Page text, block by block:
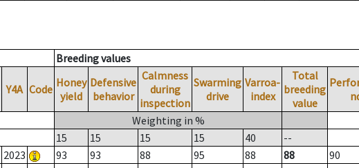
Breeding values
Y4A Code Honey
yield
Defensive
behavior
Calmness
during
inspection
Swarming
drive
Varroa-
index
Total
breeding
value
Weighting in %
15
15 15 15 40
--
2023 93 93 88 95 88 88
90